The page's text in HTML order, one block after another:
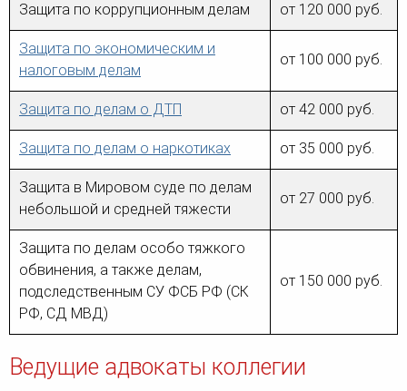
Защита по коррупционным делам от 120 000 руб.
Защита по экономическим и
налоговым делам
от 100 000 руб.
Защита по делам о ДТП от 42 000 руб.
Защита по делам о наркотиках от 35 000 руб.
Защита в Мировом суде по делам
небольшой и средней тяжести
от 27 000 руб.
Защита по делам особо тяжкого
обвинения, а также делам,
подследственным СУ ФСБ РФ (СК
РФ, СД МВД)
от 150 000 руб.
Ведущие адвокаты коллегии